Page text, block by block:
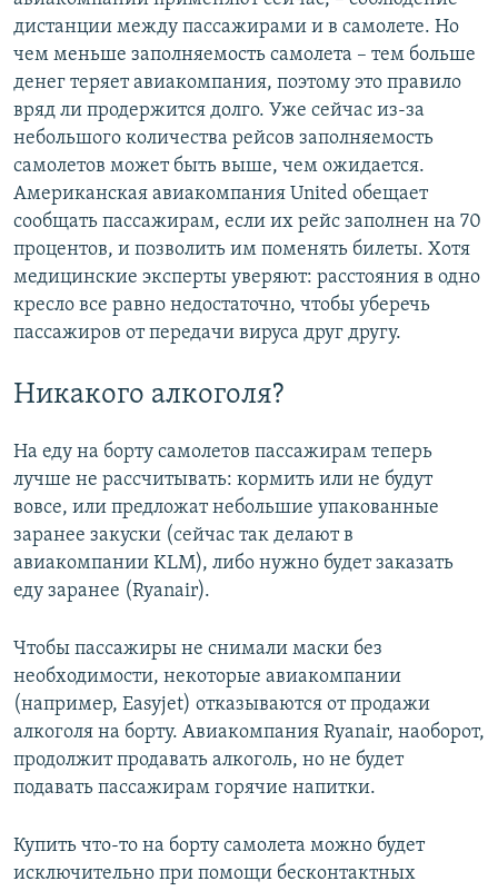
дистанции между пассажирами и в самолете. Но
чем меньше заполняемость самолета – тем больше
денег теряет авиакомпания, поэтому это правило
вряд ли продержится долго. Уже сейчас из-за
небольшого количества рейсов заполняемость
самолетов может быть выше, чем ожидается.
Американская авиакомпания United обещает
сообщать пассажирам, если их рейс заполнен на 70
процентов, и позволить им поменять билеты. Хотя
медицинские эксперты уверяют: расстояния в одно
кресло все равно недостаточно, чтобы уберечь
пассажиров от передачи вируса друг другу.
Никакого алкоголя?
На еду на борту самолетов пассажирам теперь
лучше не рассчитывать: кормить или не будут
вовсе, или предложат небольшие упакованные
заранее закуски (сейчас так делают в
авиакомпании KLM), либо нужно будет заказать
еду заранее (Ryanair).
Чтобы пассажиры не снимали маски без
необходимости, некоторые авиакомпании
(например, Easyjet) отказываются от продажи
алкоголя на борту. Авиакомпания Ryanair, наоборот,
продолжит продавать алкоголь, но не будет
подавать пассажирам горячие напитки.
Купить что-то на борту самолета можно будет
исключительно при помощи бесконтактных